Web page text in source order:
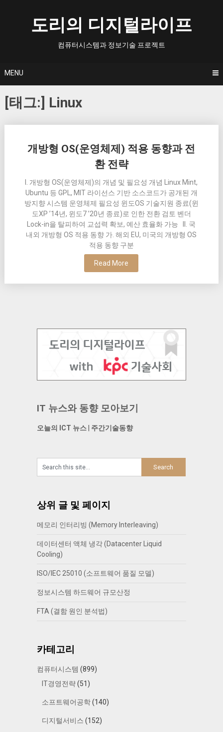
도리의 디지털라이프
컴퓨터시스템과 정보기술 프로젝트
MENU
[태그:] Linux
개방형 OS(운영체제) 적용 동향과 전
환 전략
I. 개방형 OS(운영체제)의 개념 및 필요성 개념 Linux Mint,
Ubuntu 등 GPL, MIT 라이선스 기반 소스코드가 공개된 개
방지향 시스템 운영체제 필요성 윈도OS 기술지원 종료(윈
도XP ’14년, 윈도7 ’20년 종료)로 인한 전환 검토 벤더
Lock-in을 탈피하여 교섭력 확보, 예산 효율화 가능 II. 국
내외 개방형 OS 적용 동향 가. 해외 EU, 미국의 개방형 OS
적용 동향 구분
Read More
navigation
IT 뉴스와 동향 모아보기
오늘의 ICT 뉴스| 주간기술동향
상위 글 및 페이지
메모리 인터리빙 (Memory Interleaving)
데이터센터 액체 냉각 (Datacenter Liquid
Cooling)
ISO/IEC 25010 (소프트웨어 품질 모델)
정보시스템 하드웨어 규모산정
FTA (결함 원인 분석법)
카테고리
컴퓨터시스템 (899)
IT경영전략(51)
소프트웨어공학(140)
디지털서비스 (152)